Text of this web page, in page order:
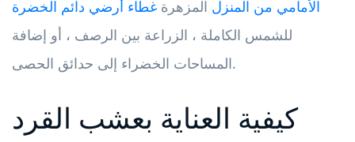
الأمامي من المنزل المزهرة غطاء أرضي دائم الخضرة
للشمس الكاملة ، الزراعة بين الرصف ، أو إضافة
المساحات الخضراء إلى حدائق الحصى.
كيفية العناية بعشب القرد